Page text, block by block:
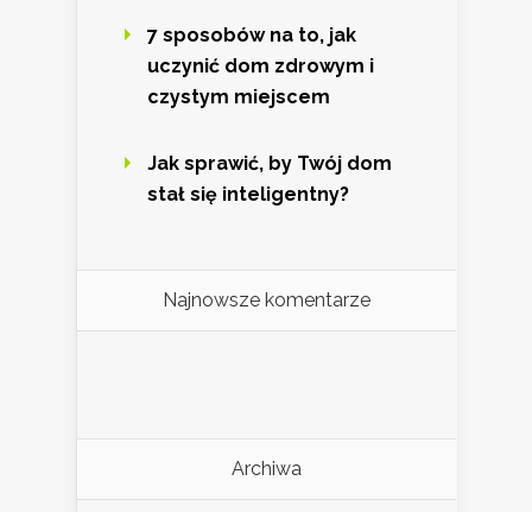
7 sposobów na to, jak
uczynić dom zdrowym i
czystym miejscem
Jak sprawić, by Twój dom
stał się inteligentny?
Najnowsze komentarze
Archiwa